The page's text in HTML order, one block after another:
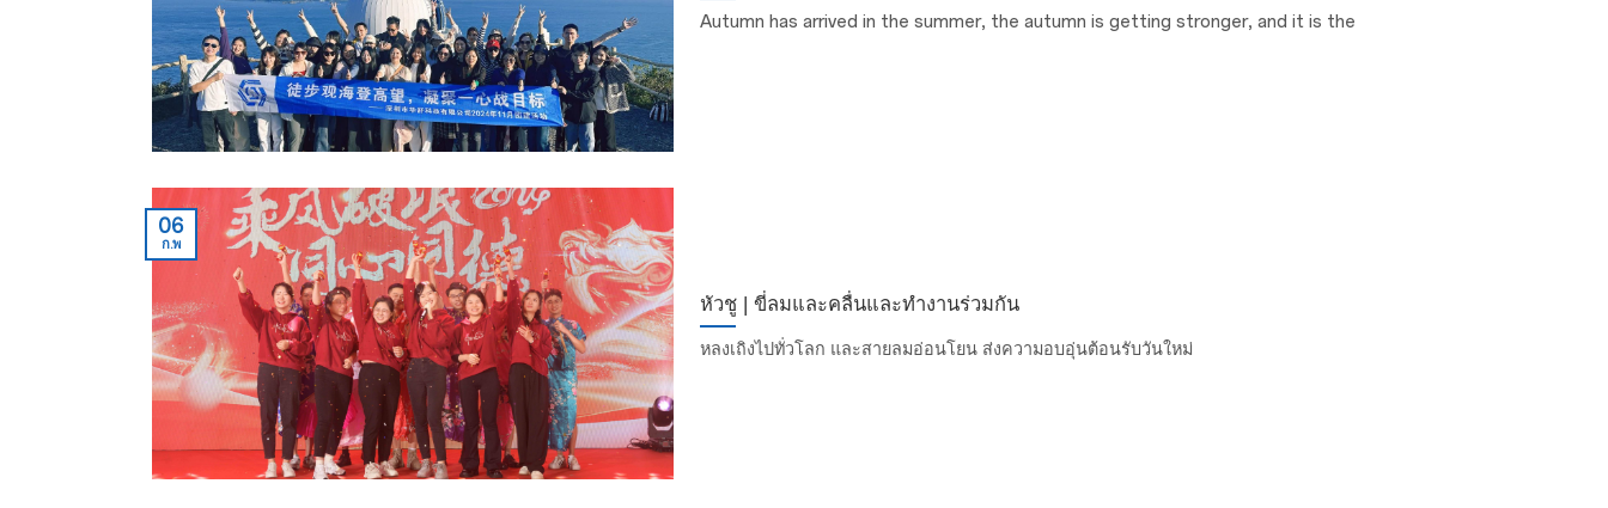
Autumn has arrived in the summer, the autumn is getting stronger, and it is the
หัวชู | ขี่ลมและคลื่นและทำงานร่วมกัน
หลงเถิงไปทั่วโลก และสายลมอ่อนโยน ส่งความอบอุ่นต้อนรับวันใหม่
06
ก.พ